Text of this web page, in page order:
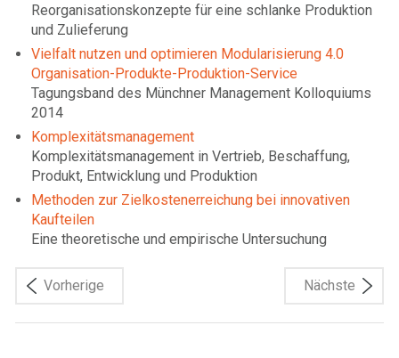
Reorganisationskonzepte für eine schlanke Produktion
und Zulieferung
Vielfalt nutzen und optimieren Modularisierung 4.0
Organisation-Produkte-Produktion-Service
Tagungsband des Münchner Management Kolloquiums
2014
Komplexitätsmanagement
Komplexitätsmanagement in Vertrieb, Beschaffung,
Produkt, Entwicklung und Produktion
Methoden zur Zielkostenerreichung bei innovativen
Kaufteilen
Eine theoretische und empirische Untersuchung
Vorherige Nächste